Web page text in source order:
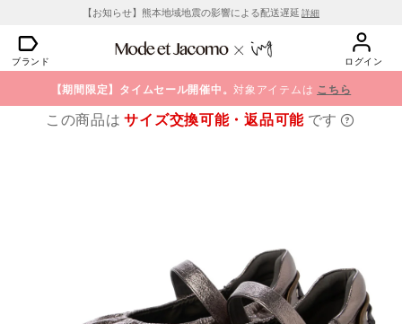
【お知らせ】熊本地域地震の影響による配送遅延 詳細
ブランド ログイン
【期間限定】タイムセール開催中。対象アイテムは こちら
この商品はサイズ交換可能・返品可能 です